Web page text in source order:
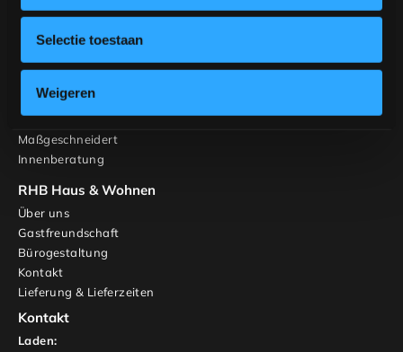
Selectie toestaan
Weigeren
Gestalten Sie Ihren Stuhl
Inspiration
Tische
Stühle
Schränke und TV-Möbel
Maßgeschneidert
Innenberatung
RHB Haus & Wohnen
Über uns
Gastfreundschaft
Bürogestaltung
Kontakt
Lieferung & Lieferzeiten
Kontakt
Laden: